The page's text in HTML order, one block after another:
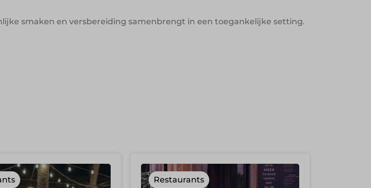
smaken en versbereiding samenbrengt in een toegankelijke setting.
Restaurants